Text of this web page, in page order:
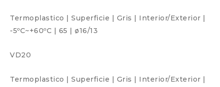
Termoplastico | Superficie | Gris | Interior/Exterior |
-5ºC~+60ºC | 65 | ø16/13
VD20
Termoplastico | Superficie | Gris | Interior/Exterior |